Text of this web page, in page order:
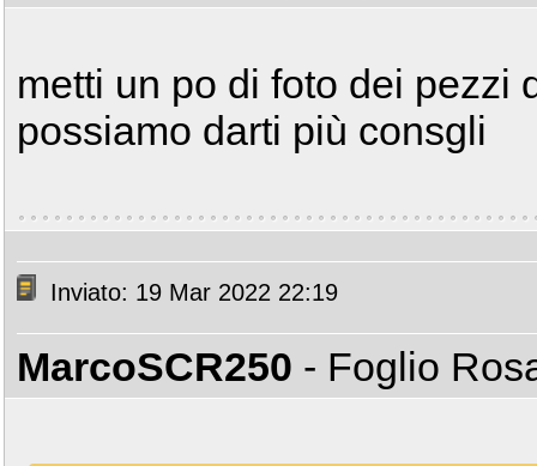
metti un po di foto dei pezzi
possiamo darti più consgli
Inviato: 19 Mar 2022 22:19
MarcoSCR250 - Foglio